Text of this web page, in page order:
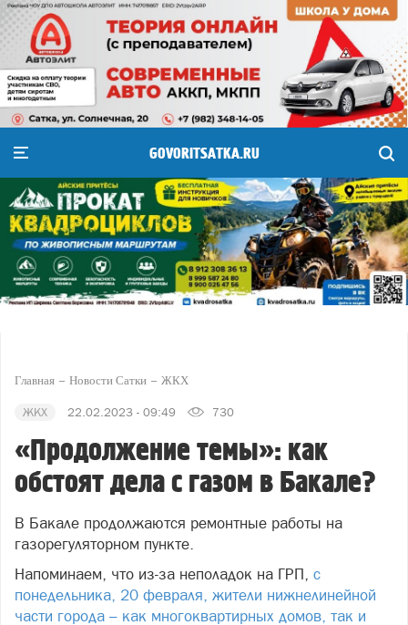
GOVORITSATKA.RU
Главная Новости Сатки ЖКХ
ЖКХ 22.02.2023 - 09:49 730
«Продолжение темы»: как
обстоят дела с газом в Бакале?
В Бакале продолжаются ремонтные работы на
газорегуляторном пункте.
Напоминаем, что из-за неполадок на ГРП, с
понедельника, 20 февраля, жители нижнелинейной
части города – как многоквартирных домов, так и